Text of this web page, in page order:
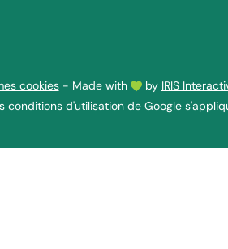
cookies - Made with by IRIS
conditions d'utilisationde Google